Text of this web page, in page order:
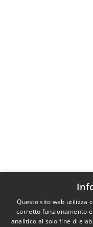
Questo sito web utilizza
corretto funzionamento
analitico al solo fine di